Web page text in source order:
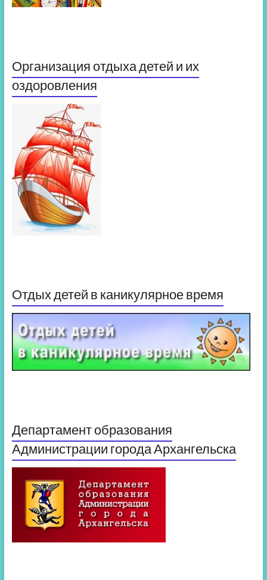
Организация отдыха детей и их
оздоровления
Отдых детей в каникулярное время
Департамент образования
Администрации города Архангельска